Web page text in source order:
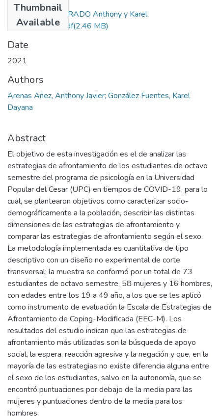
Thumbnail
Available
PROYECTO DE GRADO Anthony y Karel
2021.corregido.pdf(2.46 MB)
Date
2021
Authors
Arenas Añez, Anthony Javier; González Fuentes, Karel
Dayana
Abstract
El objetivo de esta investigación es el de analizar las
estrategias de afrontamiento de los estudiantes de octavo
semestre del programa de psicología en la Universidad
Popular del Cesar (UPC) en tiempos de COVID-19, para lo
cual, se plantearon objetivos como caracterizar socio-
demográficamente a la población, describir las distintas
dimensiones de las estrategias de afrontamiento y
comparar las estrategias de afrontamiento según el sexo.
La metodología implementada es cuantitativa de tipo
descriptivo con un diseño no experimental de corte
transversal; la muestra se conformó por un total de 73
estudiantes de octavo semestre, 58 mujeres y 16 hombres,
con edades entre los 19 a 49 año, a los que se les aplicó
como instrumento de evaluación la Escala de Estrategias de
Afrontamiento de Coping-Modificada (EEC-M). Los
resultados del estudio indican que las estrategias de
afrontamiento más utilizadas son la búsqueda de apoyo
social, la espera, reacción agresiva y la negación y que, en la
mayoría de las estrategias no existe diferencia alguna entre
el sexo de los estudiantes, salvo en la autonomía, que se
encontró puntuaciones por debajo de la media para las
mujeres y puntuaciones dentro de la media para los
hombres.